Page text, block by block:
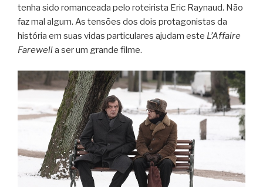
tenha sido romanceada pelo roteirista Eric Raynaud. Não
faz mal algum. As tensões dos dois protagonistas da
história em suas vidas particulares ajudam este L’Affaire
Farewella ser um grande filme.